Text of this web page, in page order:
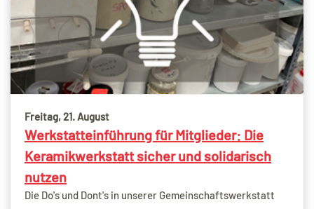
Freitag, 21. August
Werkstatteinführung für Mitglieder: Die
Keramikwerkstatt sicher und solidarisch
nutzen
Die Do's und Dont's in unserer Gemeinschaftswerkstatt